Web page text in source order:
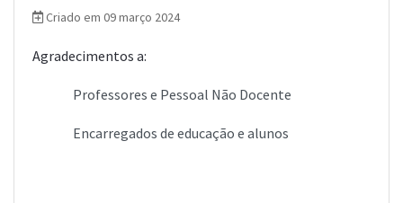
Criado em 09 março 2024
Agradecimentos a:
Professores e Pessoal Não Docente
Encarregados de educação e alunos